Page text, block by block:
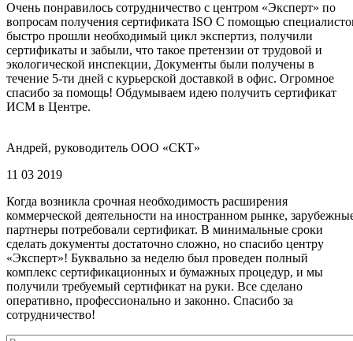
Очень понравилось сотрудничество с центром «Эксперт» по
вопросам получения сертификата ISO С помощью
быстро прошли необходимый цикл экспертиз, получили
сертификаты и забыли, что такое претензии от трудовой и
экологической инспекции, Документы были получены в
течение 5-ти дней с курьерской доставкой в офис. Огромное
спасибо за помощь! Обдумываем идею получить сертификат
ИСМ в Центре.
Андрей, руководитель ООО «СКТ»
11 03 2019
Когда возникла срочная необходимость расширения
коммерческой деятельности на иностранном рынке,
партнеры потребовали сертификат. В минимальные сроки
сделать документы достаточно сложно, но спасибо центру
«Эксперт»! Буквально за неделю был проведен полный
комплекс сертификационных и бумажных процедур, и мы
получили требуемый сертификат на руки. Все сделано
оперативно, профессионально и законно. Спасибо за
сотрудничество!